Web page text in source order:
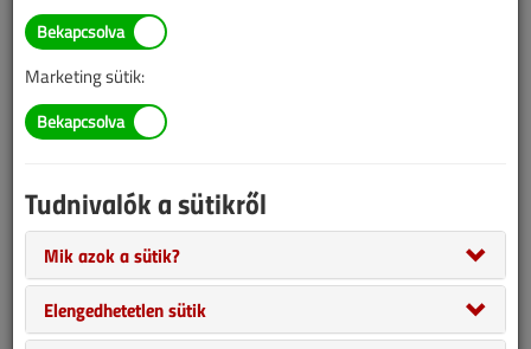
Tudnivalók az online cikkvásárlásról
Van más mód ahhoz, hogy hozzáférjek egy cikkhez?
is?
Meddig érvényes a hozzáférés a megvásárolt cikkhez?
VGF&HKL előfizetés
Marketing sütik:
Tudnivalók a sütikről
Mik azok a sütik?
Elengedhetetlen sütik